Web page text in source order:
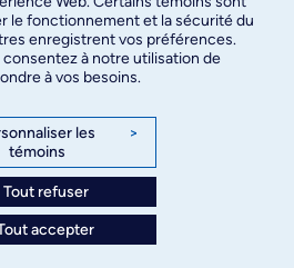
490
le fonctionnement et la sécurité du
enregistrent vos préférences.
à notre utilisation de
à vos besoins.
les
témoins
>
Tout refuser
accepter